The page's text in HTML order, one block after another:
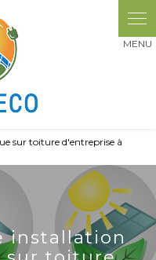
sur toiture d'entreprise à
installation